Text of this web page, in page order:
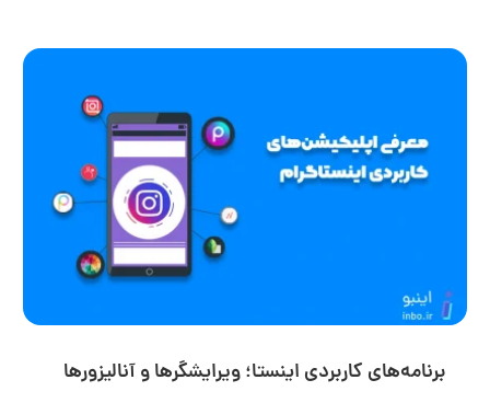
برنامه‌های کاربردی اینستا؛ ویرایشگرها و آنالیزورها